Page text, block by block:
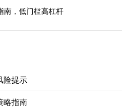
南，低门槛高杠杆
险提示
略指南